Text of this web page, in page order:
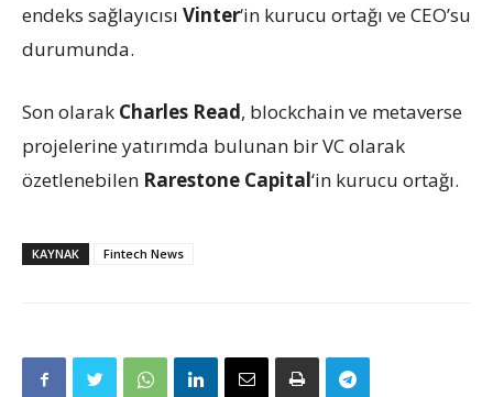
endeks sağlayıcısı Vinter‘in kurucu ortağı ve CEO’su
durumunda.
Son olarak Charles Read, blockchain ve metaverse
projelerine yatırımda bulunan bir VC olarak
özetlenebilen Rarestone Capital‘in kurucu ortağı.
KAYNAK Fintech News